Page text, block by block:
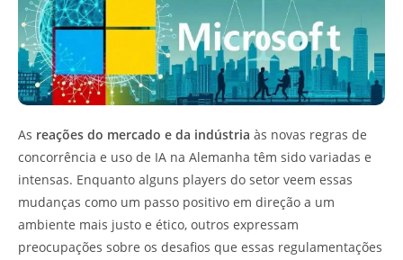
As reações do mercado e da indústria às novas regras de
concorrência e uso de IA na Alemanha têm sido variadas e
intensas. Enquanto alguns players do setor veem essas
mudanças como um passo positivo em direção a um
ambiente mais justo e ético, outros expressam
preocupações sobre os desafios que essas regulamentações